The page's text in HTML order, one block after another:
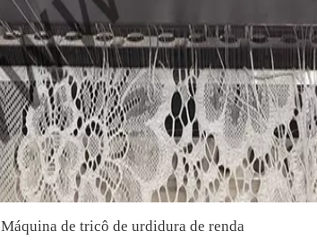
Máquina de tricô de urdidura de renda